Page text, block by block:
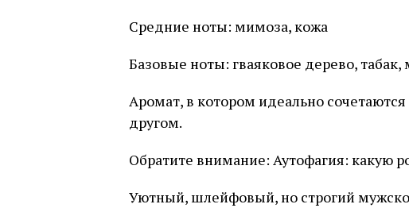
Средние ноты: мимоза, кожа
Базовые ноты: гваяковое дерево, табак,
Аромат, в котором идеально
другом.
Обратите внимание: Аутофагия: какую
Уютный, шлейфовый, но строгий